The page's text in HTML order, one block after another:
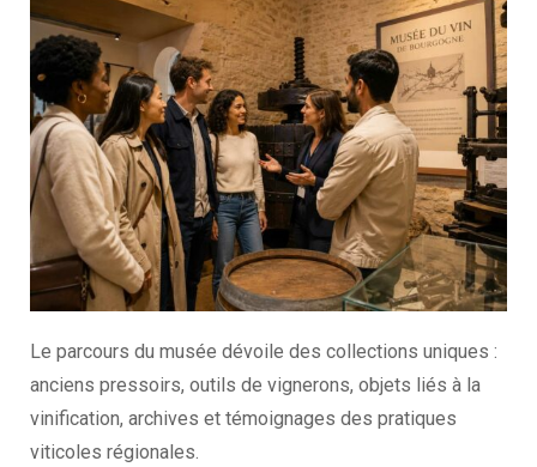
Le parcours du musée dévoile des collections uniques :
anciens pressoirs, outils de vignerons, objets liés à la
vinification, archives et témoignages des pratiques
viticoles régionales.